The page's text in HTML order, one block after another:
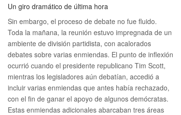
Un giro dramático de última hora
Sin embargo, el proceso de debate no fue fluido.
Toda la mañana, la reunión estuvo impregnada de un
ambiente de división partidista, con acalorados
debates sobre varias enmiendas. El punto de inflexión
ocurrió cuando el presidente republicano Tim Scott,
mientras los legisladores aún debatían, accedió a
incluir varias enmiendas que antes había rechazado,
con el fin de ganar el apoyo de algunos demócratas.
Estas enmiendas adicionales abarcaban tres áreas